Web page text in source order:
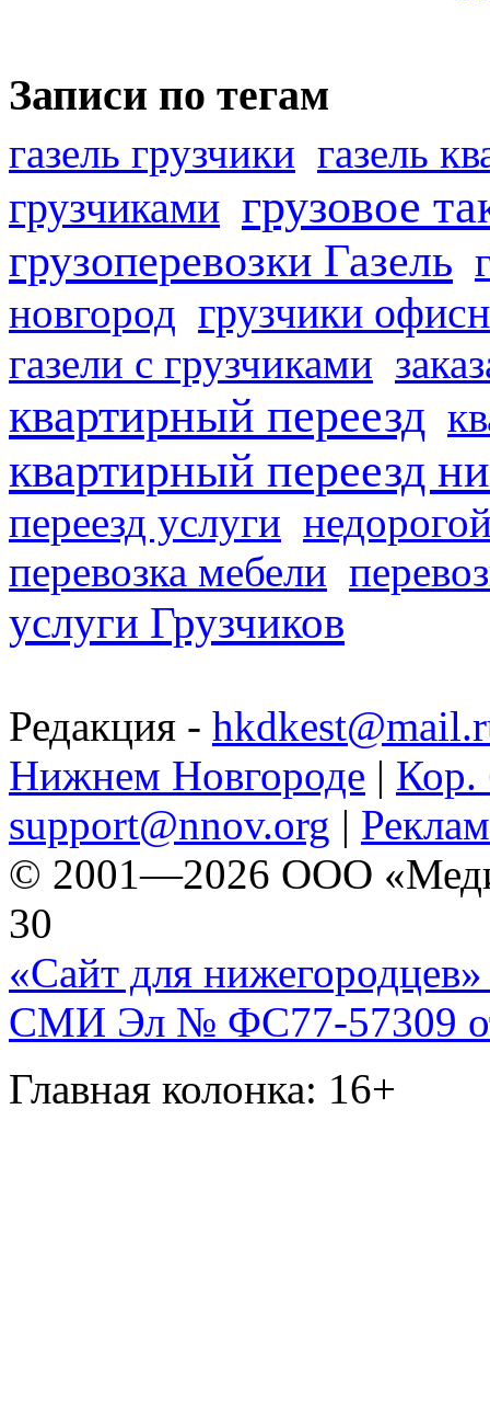
Записи по тегам
газель грузчики газель
грузчиками грузовое
грузоперевозки Газель
новгород грузчики
газели с грузчиками
квартирный переезд
квартирный переезд
переезд услуги
перевозка мебели
услуги Грузчиков
Редакция -
Нижнем Новгороде | Кор.
support@nnov.org |
© 2001—2026 ООО
30
«Сайт для нижегородцев»
СМИ Эл № ФС77-57309
Главная колонка: 16+